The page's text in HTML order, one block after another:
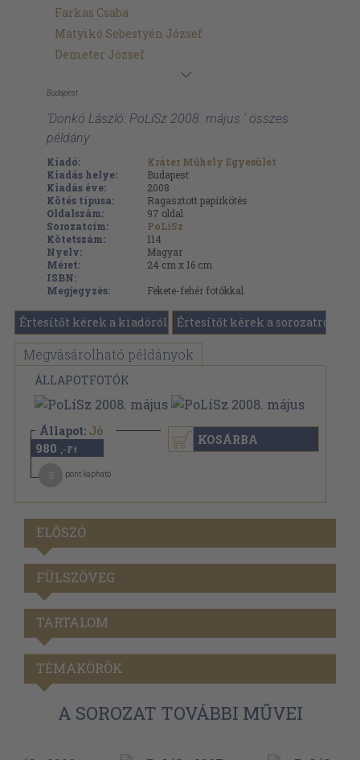
Farkas Csaba
Matyikó Sebestyén József
Demeter József
Budapest
'Donkó László: PoLíSz 2008. május ' összes
példány
Kiadó:
Kráter Műhely Egyesület
Kiadás helye:
Budapest
Kiadás éve:
2008
Kötés típusa:
Ragasztott papírkötés
Oldalszám:
97 oldal
Sorozatcím:
PoLíSz
Kötetszám:
114
Nyelv:
Magyar
Méret:
24 cm x 16 cm
ISBN:
Megjegyzés:
Fekete-fehér fotókkal.
Értesítőt kérek a kiadóról Értesítőt kérek a sorozatról
Megvásárolható példányok
ÁLLAPOTFOTÓK
Állapot: Jó
980 ,-Ft
pont kapható
KOSÁRBA
ELŐSZÓ
FÜLSZÖVEG
TARTALOM
TÉMAKÖRÖK
A SOROZAT TOVÁBBI MŰVEI